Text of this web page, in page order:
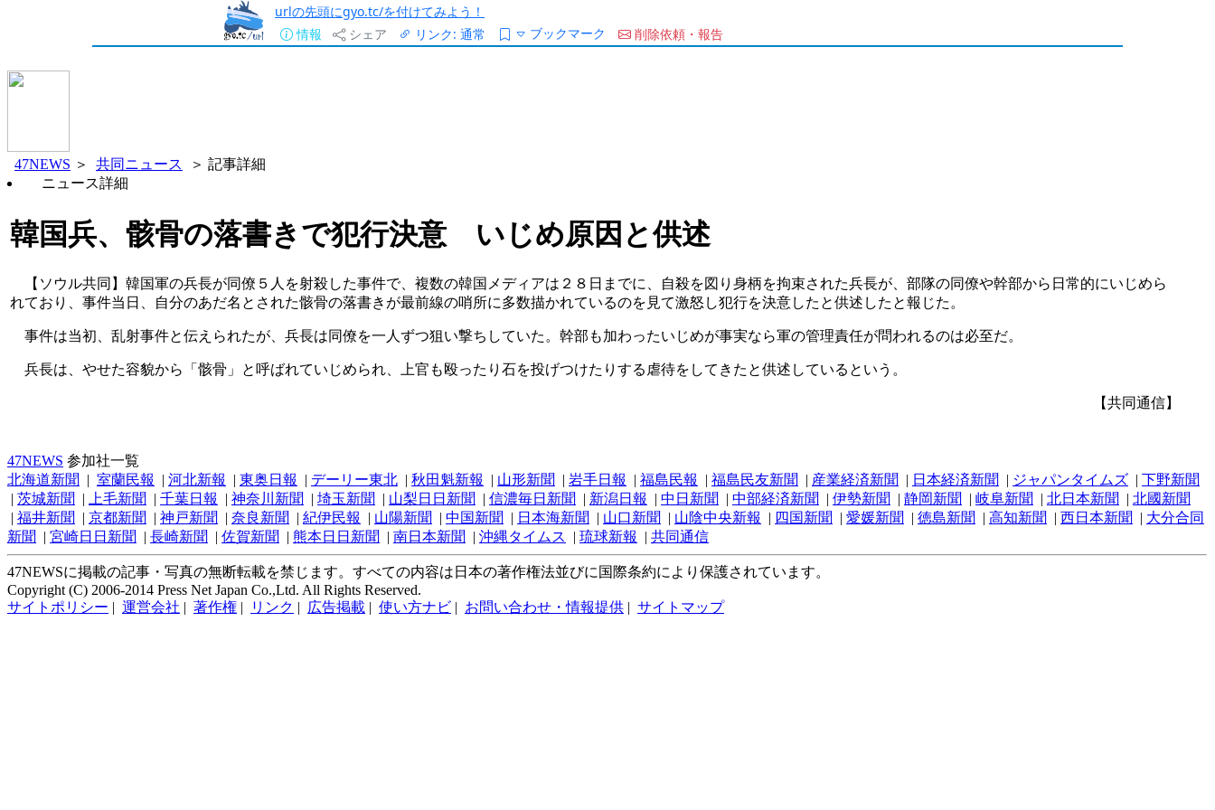
urlの先頭にgyo.tc/を付けてみよう！
情報
シェア リンク: 通常 ブックマーク 削除依頼・報告